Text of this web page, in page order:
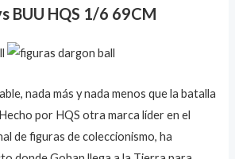
BUU HQS 1/6 69CM
nada más y nada menos que la batalla
por HQS otra marca líder en el
de figuras de coleccionismo, ha